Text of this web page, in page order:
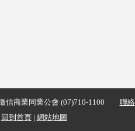
商業同業公會 (07)710-1100 聯絡
回到首頁| 網站地圖